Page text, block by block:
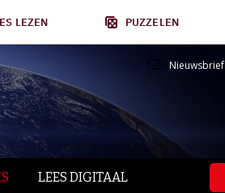
LEZEN PUZZELEN
Nieuwsbrief
LEES DIGITAAL